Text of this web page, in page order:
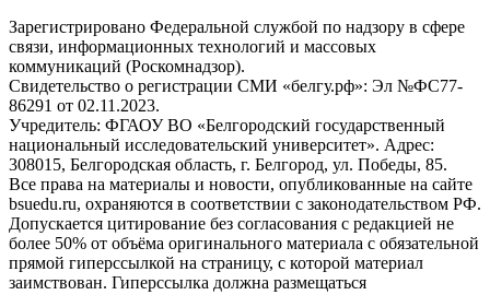
Зарегистрировано Федеральной службой по надзору в сфере
связи, информационных технологий и массовых
коммуникаций (Роскомнадзор).
Свидетельство о регистрации СМИ «белгу.рф»: Эл №ФС77-
86291 от 02.11.2023.
Учредитель: ФГАОУ ВО «Белгородский государственный
национальный исследовательский университет». Адрес:
308015, Белгородская область, г. Белгород, ул. Победы, 85.
Все права на материалы и новости, опубликованные на сайте
bsuedu.ru, охраняются в соответствии с законодательством РФ.
Допускается цитирование без согласования с редакцией не
более 50% от объёма оригинального материала с обязательной
прямой гиперссылкой на страницу, с которой материал
заимствован. Гиперссылка должна размещаться